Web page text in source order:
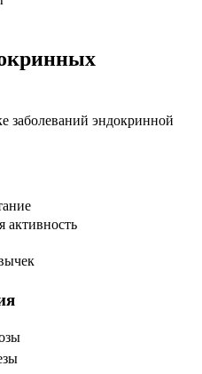
заболеваний эндокринной
активность